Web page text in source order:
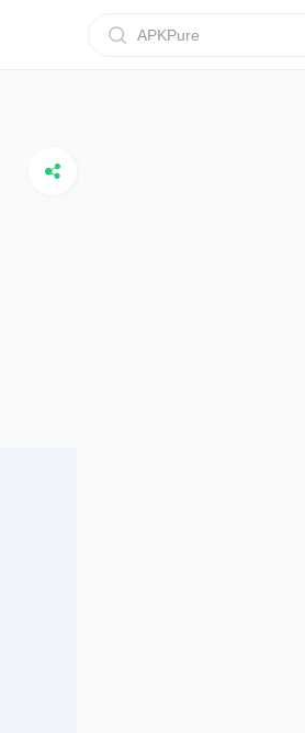
APKPure